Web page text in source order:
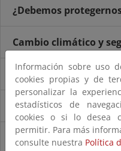
¿Debemos
Cambio climático y
Retos actuales en
Noticias
Temperaturas
Información sobre uso
cookies propias y de
personalizar la
estadísticos de
cookies o si lo desea
permitir. Para más
consulte nuestra Política